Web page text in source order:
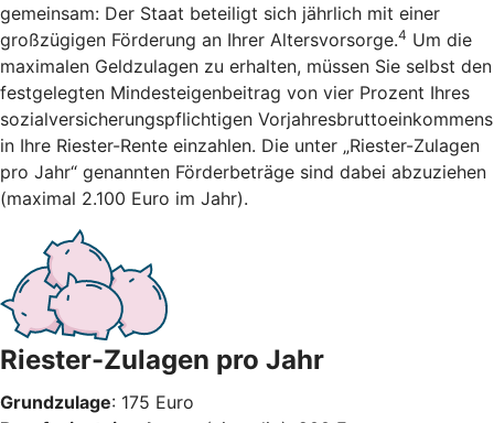
gemeinsam: Der Staat beteiligt sich jährlich mit einer
großzügigen Förderung an Ihrer Altersvorsorge.4 Um die
maximalen Geldzulagen zu erhalten, müssen Sie selbst den
festgelegten Mindesteigenbeitrag von vier Prozent Ihres
sozialversicherungspflichtigen Vorjahresbruttoeinkommens
in Ihre Riester-Rente einzahlen. Die unter „Riester-Zulagen
pro Jahr“ genannten Förderbeträge sind dabei abzuziehen
(maximal 2.100 Euro im Jahr).
Riester-Zulagen pro Jahr
Grundzulage: 175 Euro